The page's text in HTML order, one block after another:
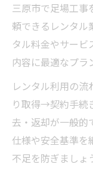
三原市で足場工事
頼できるレンタル
タル料金やサー
内容に最適なプラ
レンタル利用の
り取得→契約手
去・返却が一般的
仕様や安全基準を
不足を防ぎましょ